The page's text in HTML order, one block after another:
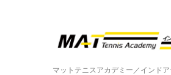
マットテニスアカデミー／インド